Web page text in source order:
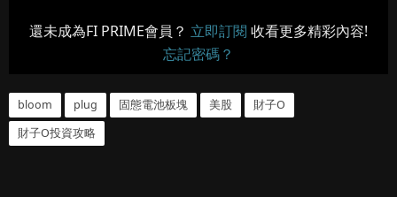
還未成為FI PRIME會員？ 立即訂閱 收看更多精彩內容!
忘記密碼？
bloom plug 固態電池板塊 美股
財子O
財子O投資攻略